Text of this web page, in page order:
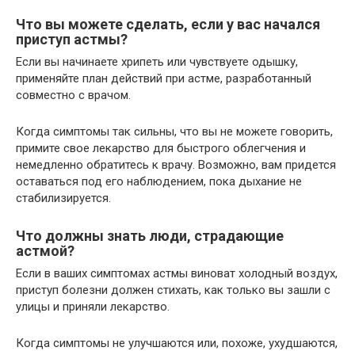
Что вы можете сделать, если у вас начался
приступ астмы?
Если вы начинаете хрипеть или чувствуете одышку,
применяйте план действий при астме, разработанный
совместно с врачом.
Когда симптомы так сильны, что вы не можете говорить,
примите свое лекарство для быстрого облегчения и
немедленно обратитесь к врачу. Возможно, вам придется
оставаться под его наблюдением, пока дыхание не
стабилизируется.
Что должны знать люди, страдающие
астмой?
Если в ваших симптомах астмы виноват холодный воздух,
приступ болезни должен стихать, как только вы зашли с
улицы и приняли лекарство.
Когда симптомы не улучшаются или, похоже, ухудшаются,